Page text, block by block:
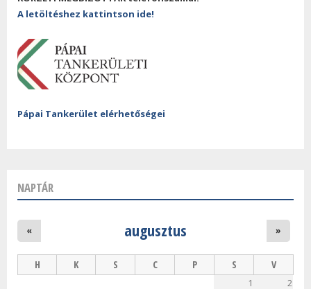
A letöltéshez kattintson ide!
Pápai Tankerület elérhetőségei
NAPTÁR
augusztus
« »
H K S C P S V
1 2